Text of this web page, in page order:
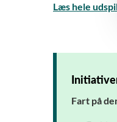
Læs hele
Fart på